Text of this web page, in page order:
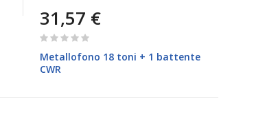
31,57 €
Rating:
Metallofono 18 toni + 1 battente
CWR